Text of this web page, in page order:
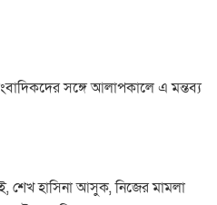
সঙ্গে আলাপকালে এ মন্তব্য
হাসিনা আসুক, নিজের মামলা